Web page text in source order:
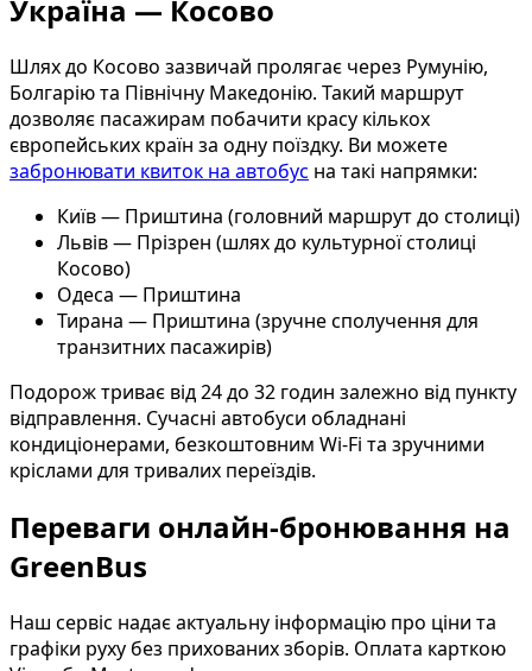
Україна — Косово
Шлях до Косово зазвичай пролягає через Румунію,
Болгарію та Північну Македонію. Такий маршрут
дозволяє пасажирам побачити красу кількох
європейських країн за одну поїздку. Ви можете
забронювати квиток на автобус на такі напрямки:
Київ — Приштина (головний маршрут до столиці)
Львів — Прізрен (шлях до культурної столиці
Косово)
Одеса — Приштина
Тирана — Приштина (зручне сполучення для
транзитних пасажирів)
Подорож триває від 24 до 32 годин залежно від пункту
відправлення. Сучасні автобуси обладнані
кондиціонерами, безкоштовним Wi-Fi та зручними
кріслами для тривалих переїздів.
Переваги онлайн-бронювання на
GreenBus
Наш сервіс надає актуальну інформацію про ціни та
графіки руху без прихованих зборів. Оплата карткою